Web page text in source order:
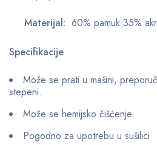
Materijal: 60% pamuk 35%
Specifikacije
Može se prati u mašini,
stepeni.
Može se hemijsko čišćenje.
Pogodno za upotrebu u sušilici